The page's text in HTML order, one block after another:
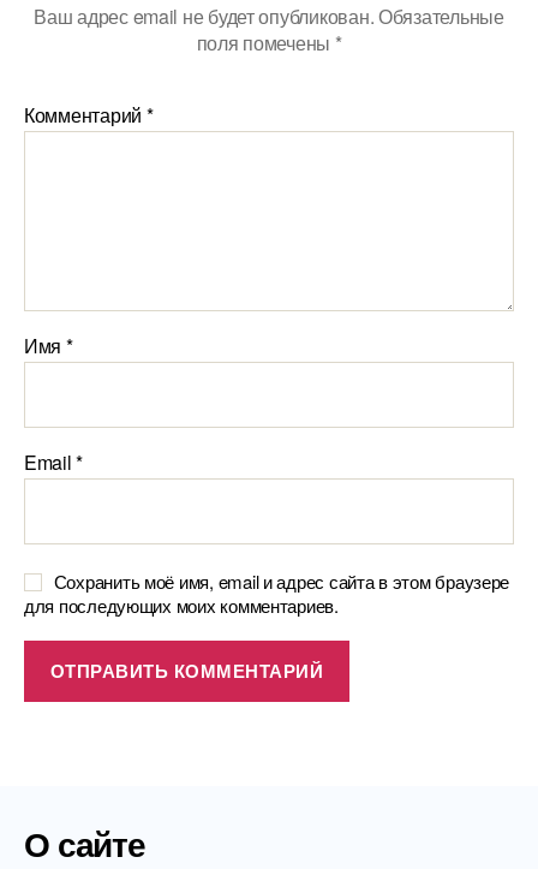
Ваш адрес email не будет опубликован.Обязательные
поля помечены *
Комментарий *
Имя *
Email*
Сохранить моё имя, email и адрес сайта в этом браузере
для последующих моих комментариев.
О сайте